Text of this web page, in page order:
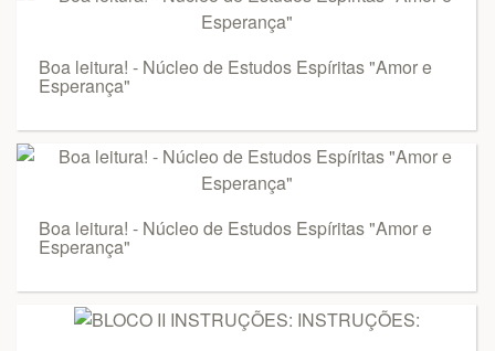
Boa leitura! - Núcleo de Estudos Espíritas "Amor e
Esperança"
Boa leitura! - Núcleo de Estudos Espíritas "Amor e
Esperança"